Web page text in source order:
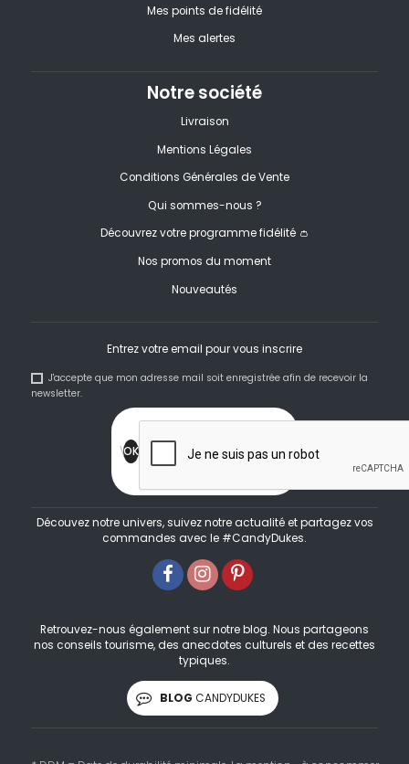
Mes points de fidélité
Mes alertes
Notre société
Livraison
Mentions Légales
Conditions Générales de Vente
Qui sommes-nous ?
Découvrez votre programme fidélité 👛
Nos promos du moment
Nouveautés
Entrez votre email pour vous inscrire
J'accepte que mon adresse mail soit enregistrée afin de recevoir la
newsletter.
Découvez notre univers, suivez notre actualité et partagez vos
commandes avec le #CandyDukes.
Retrouvez-nous également sur notre blog. Nous partageons
nos conseils tourisme, des anecdotes culturels et des recettes
typiques.
BLOG CANDYDUKES